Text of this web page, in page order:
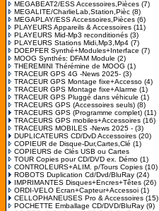
MEGABEAT2/ESS Accessoires,Pièces (7)
MEGALITE/CharlieLab,Station,Pièc (8)
MEGAPLAY/ESS Accessoires,Pièces (6)
PLAYEURS Appareils & Accessoires (11)
PLAYEURS Mid-Mp3 reconditionés (3)
PLAYEURS Stations Midi,Mp3,Mp4 (7)
DOEPFER Synthé+Modules+Interface (7)
MOOG Synthés: DFAM Module (2)
THEREMINI Thérémine de MOOG (1)
TRACEUR GPS 4G -News 2025- (3)
TRACEUR GPS Montage fixe+Accesso (4)
TRACEUR GPS Montage fixe+Alarme (1)
TRACEUR GPS Pluggé dans véhicule (1)
TRACEURS GPS (Accessoires seuls) (8)
TRACEURS GPS (Programme complet) (11)
TRACEURS GPS mobiles+Accessoires (16)
TRACEURS MOBILES -News 2025 - (3)
DUPLICATEURS CD/DvD Accessoires (20)
COPIEUR de Disque-Dur,Cartes,Clé (1)
COPIEURS de Clés USB ou Cartes
TOUR Copies pour CD/DVD ex. Démo (1)
CONTROLEURS+ALIM. p/Tours Copies (10)
ROBOTS Duplication Cd/Dvd/BluRay (24)
IMPRIMANTES Disques+Encres+Têtes (26)
ORDI-VELO Ecran+Capteur+Accessoi (1)
CELLOPHANEUSES Pro & Accessoires (15)
POCHETTE Emballage CD/DVD/BluRay (9)